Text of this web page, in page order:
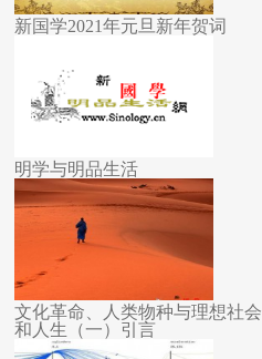
新国学2021年元旦新年贺词
明学与明品生活
文化革命、人类物种与理想社会
和人生（一）引言